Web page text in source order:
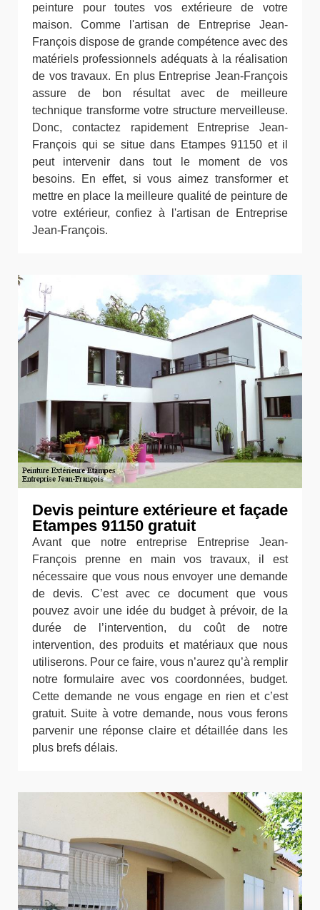
peinture pour toutes vos extérieure de votre
maison. Comme l'artisan de Entreprise Jean-
François dispose de grande compétence avec des
matériels professionnels adéquats à la réalisation
de vos travaux. En plus Entreprise Jean-François
assure de bon résultat avec de meilleure
technique transforme votre structure merveilleuse.
Donc, contactez rapidement Entreprise Jean-
François qui se situe dans Etampes 91150 et il
peut intervenir dans tout le moment de vos
besoins. En effet, si vous aimez transformer et
mettre en place la meilleure qualité de peinture de
votre extérieur, confiez à l'artisan de Entreprise
Jean-François.
Devis peinture extérieure et façade
Etampes 91150 gratuit
Avant que notre entreprise Entreprise Jean-
François prenne en main vos travaux, il est
nécessaire que vous nous envoyer une demande
de devis. C’est avec ce document que vous
pouvez avoir une idée du budget à prévoir, de la
durée de l’intervention, du coût de notre
intervention, des produits et matériaux que nous
utiliserons. Pour ce faire, vous n’aurez qu’à remplir
notre formulaire avec vos coordonnées, budget.
Cette demande ne vous engage en rien et c’est
gratuit. Suite à votre demande, nous vous ferons
parvenir une réponse claire et détaillée dans les
plus brefs délais.